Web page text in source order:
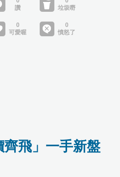
齊飛」一手新盤